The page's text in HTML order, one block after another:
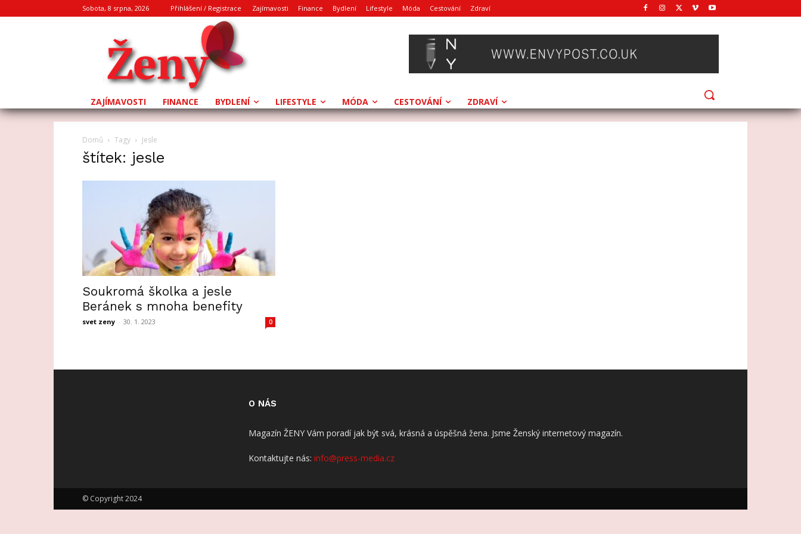
Sobota, 8 srpna, 2026 Přihlášení / Registrace Zajímavosti Finance Bydlení Lifestyle Móda Cestování Zdraví
ZAJÍMAVOSTI FINANCE BYDLENÍ LIFESTYLE MÓDA CESTOVÁNÍ ZDRAVÍ
Domů Tagy Jesle
štítek: jesle
Soukromá školka a jesle
Beránek s mnoha benefity
svet zeny - 30. 1. 2023 0
O NÁS
Magazín ŽENY Vám poradí jak být svá, krásná a úspěšná žena. Jsme Ženský internetový magazín.
Kontaktujte nás: info@press-media.cz
© Copyright 2024